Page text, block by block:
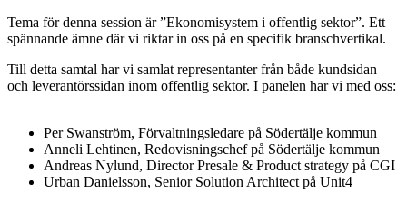
Tema för denna session är ”Ekonomisystem i offentlig sektor”. Ett
spännande ämne där vi riktar in oss på en specifik branschvertikal.
Till detta samtal har vi samlat representanter från både kundsidan
och leverantörssidan inom offentlig sektor. I panelen har vi med oss:
Per Swanström, Förvaltningsledare på Södertälje kommun
Anneli Lehtinen, Redovisningschef på Södertälje kommun
Andreas Nylund, Director Presale & Product strategy på CGI
Urban Danielsson, Senior Solution Architect på Unit4